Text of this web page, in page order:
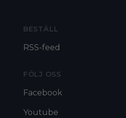
BESTÄLL
RSS-feed
FÖLJ OSS
Facebook
Youtube